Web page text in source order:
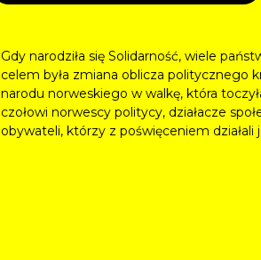
Gdy narodziła się Solidarność, wiele
celem była zmiana oblicza politycznego
narodu norweskiego w walkę, która
czołowi norwescy politycy, działacze
obywateli, którzy z poświęceniem